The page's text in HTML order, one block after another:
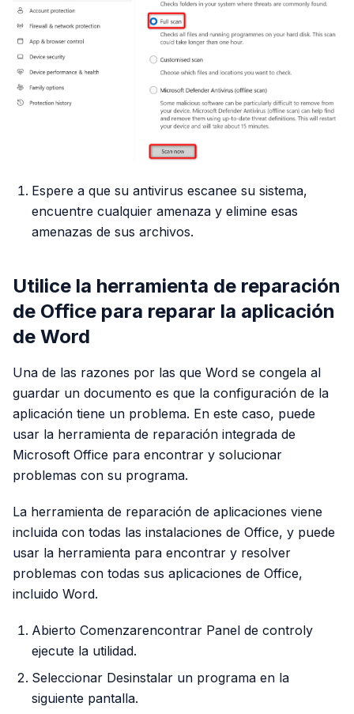
Espere a que su antivirus escanee su sistema,
encuentre cualquier amenaza y elimine esas
amenazas de sus archivos.
Utilice la herramienta de reparación
de Office para reparar la aplicación
de Word
Una de las razones por las que Word se congela al
guardar un documento es que la configuración de la
aplicación tiene un problema. En este caso, puede
usar la herramienta de reparación integrada de
Microsoft Office para encontrar y solucionar
problemas con su programa.
La herramienta de reparación de aplicaciones viene
incluida con todas las instalaciones de Office, y puede
usar la herramienta para encontrar y resolver
problemas con todas sus aplicaciones de Office,
incluido Word.
Abierto Comenzarencontrar Panel de controly
ejecute la utilidad.
Seleccionar Desinstalar un programa en la
siguiente pantalla.